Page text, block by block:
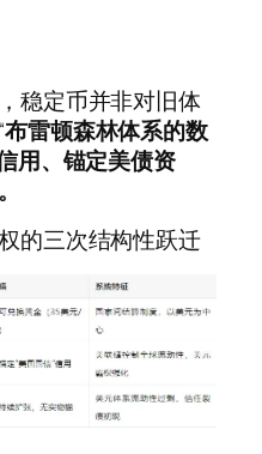
稳定币并非对旧体
布雷顿森林体系的数
用、锚定美债资
的三次结构性跃迁